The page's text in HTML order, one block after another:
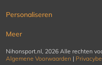
Personaliseren
Meer
Nihonsport.nl, 2026 Alle rechten
Algemene Voorwaarden |